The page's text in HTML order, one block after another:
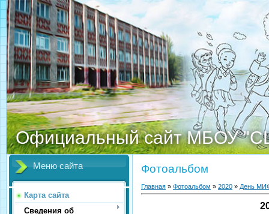
Официальный сайт МБОУ
Меню сайта
Карта сайта
Сведения об
Фотоальбом
Главная » Фотоальбом » 2020 » День